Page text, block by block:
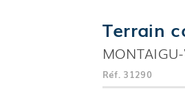
Terrain
Réf. 31290